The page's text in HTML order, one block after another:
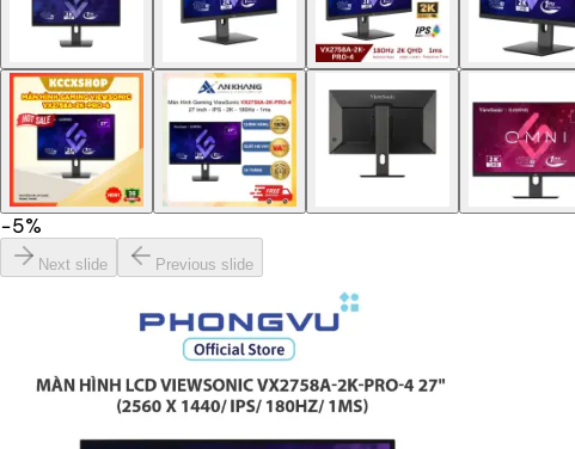
−5%
Next slide Previous slide